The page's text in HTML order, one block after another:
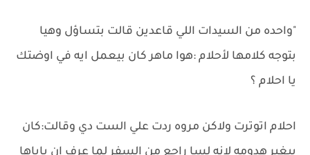
"واحده من السيدات اللي قاعدين قالت بتساؤل وهيا
بتوجه كلامها لأحلام :هوا ماهر كان بيعمل ايه في اوضتك
يا احلام ؟
احلام اتوترت ولاكن مروه ردت علي الست دي وقالت:كان
بيغير هدومه لانه لسا راجع من السفر لما عرف ان باباها